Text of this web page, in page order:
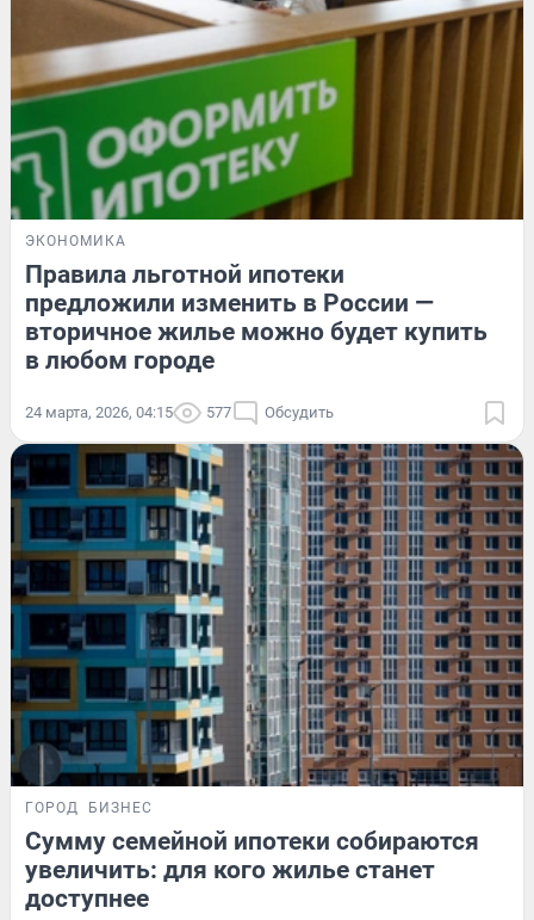
ЭКОНОМИКА
Правила льготной ипотеки
предложили изменить в России —
вторичное жилье можно будет купить
в любом городе
24 марта, 2026, 04:15 577 Обсудить
ГОРОД БИЗНЕС
Сумму семейной ипотеки собираются
увеличить: для кого жилье станет
доступнее